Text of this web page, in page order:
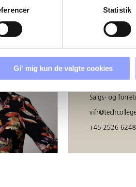
Statistik
Gi' mig kun de valgte cookies
VICKI
Salgs- og
+45 2526 6248